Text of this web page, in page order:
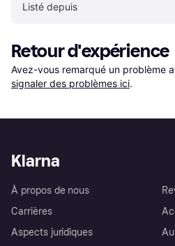
Listé depuis
Retour d'expérience
Avez-vous remarqué un problème
signaler des problèmes ici.
Klarna
À propos de nous
Carrières
Aspects juridiques